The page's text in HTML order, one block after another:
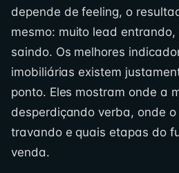
depende de feeling, o
mesmo: muito lead
saindo. Os melhores
imobiliárias existem
ponto. Eles mostram onde a
desperdiçando verba, onde
travando e quais etapas do
venda.